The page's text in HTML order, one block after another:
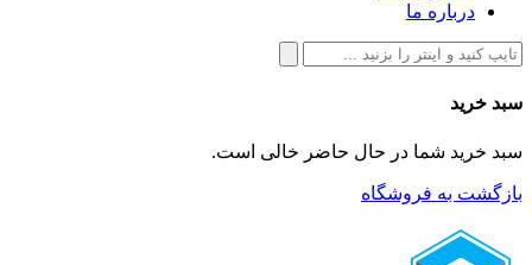
درباره ما
سبد خرید
سبد خرید شما در حال حاضر خالی است.
بازگشت به فروشگاه